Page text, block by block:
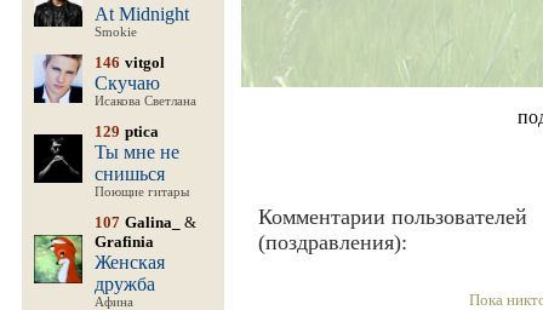
At Midnight
Smokie
146 vitgol
Скучаю
Исакова Светлана
129 ptica
Ты мне не
снишься
Поющие гитары
107 Galina_
&
Grafinia
Женская
дружба
Афина
Комментарии пользователей
(поздравления):
Пока